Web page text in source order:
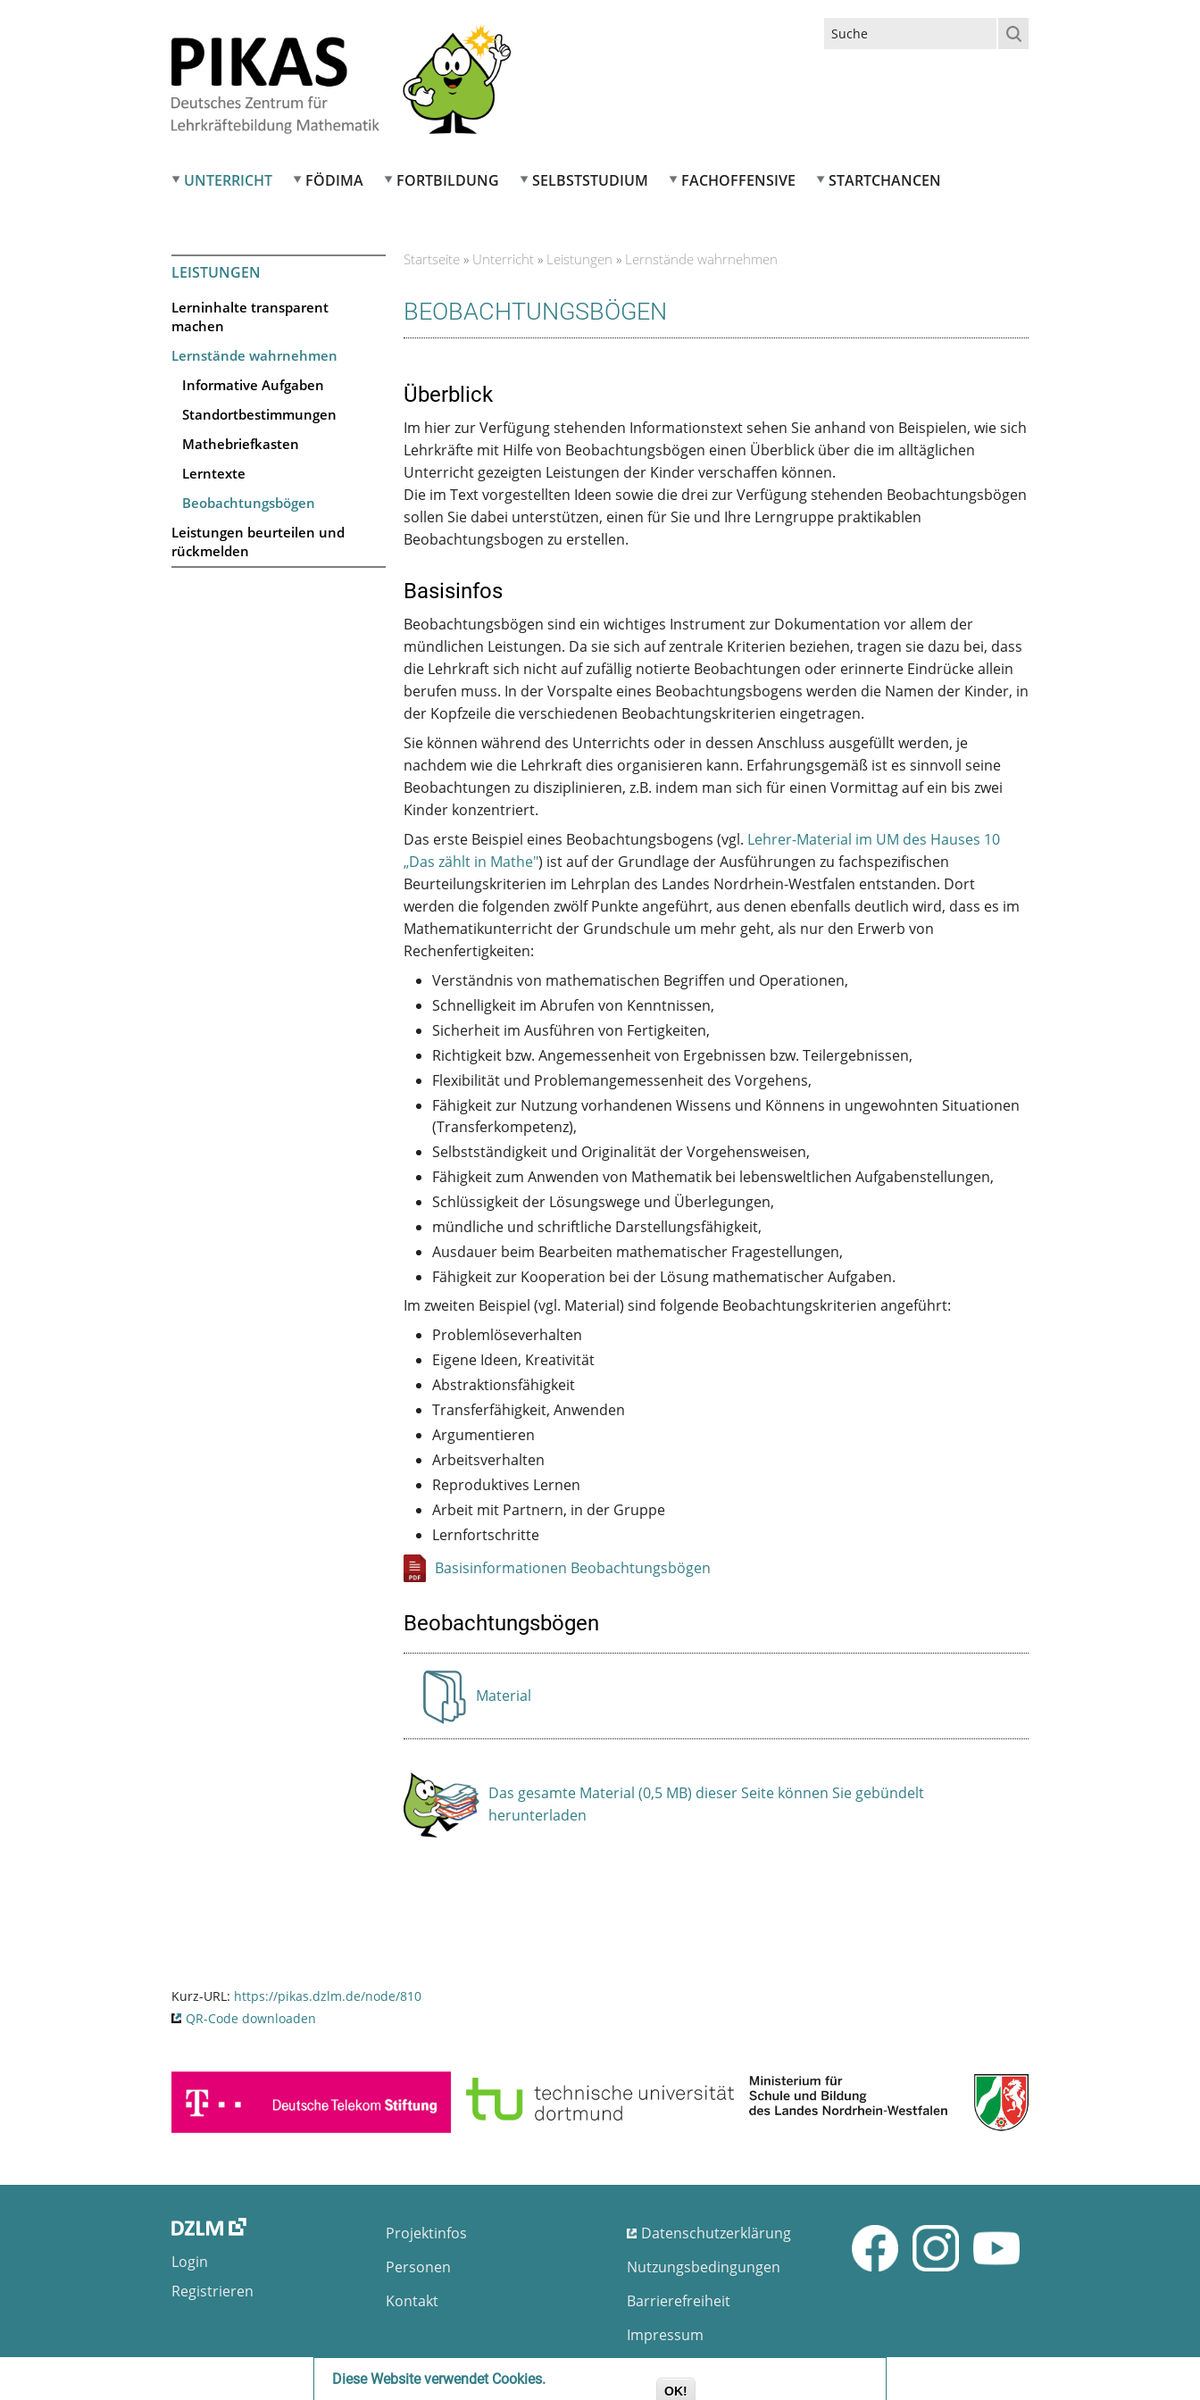
UNTERRICHT FÖDIMA FORTBILDUNG SELBSTSTUDIUM FACHOFFENSIVE STARTCHANCEN
LEISTUNGEN
Lerninhalte transparent
machen
Lernstände wahrnehmen
Informative Aufgaben
Standortbestimmungen
Mathebriefkasten
Lerntexte
Beobachtungsbögen
Leistungen beurteilen und
rückmelden
Startseite » Unterricht » Leistungen » Lernstände wahrnehmen
BEOBACHTUNGSBÖGEN
Überblick
Im hier zur Verfügung stehenden Informationstext sehen Sie anhand von Beispielen, wie sich
Lehrkräfte mit Hilfe von Beobachtungsbögen einen Überblick über die im alltäglichen
Unterricht gezeigten Leistungen der Kinder verschaffen können.
Die im Text vorgestellten Ideen sowie die drei zur Verfügung stehenden Beobachtungsbögen
sollen Sie dabei unterstützen, einen für Sie und Ihre Lerngruppe praktikablen
Beobachtungsbogen zu erstellen.
Basisinfos
Beobachtungsbögen sind ein wichtiges Instrument zur Dokumentation vor allem der
mündlichen Leistungen. Da sie sich auf zentrale Kriterien beziehen, tragen sie dazu bei, dass
die Lehrkraft sich nicht auf zufällig notierte Beobachtungen oder erinnerte Eindrücke allein
berufen muss. In der Vorspalte eines Beobachtungsbogens werden die Namen der Kinder, in
der Kopfzeile die verschiedenen Beobachtungskriterien eingetragen.
Sie können während des Unterrichts oder in dessen Anschluss ausgefüllt werden, je
nachdem wie die Lehrkraft dies organisieren kann. Erfahrungsgemäß ist es sinnvoll seine
Beobachtungen zu disziplinieren, z.B. indem man sich für einen Vormittag auf ein bis zwei
Kinder konzentriert.
Das erste Beispiel eines Beobachtungsbogens (vgl. Lehrer-Material im UM des Hauses 10
„Das zählt in Mathe") ist auf der Grundlage der Ausführungen zu fachspezifischen
Beurteilungskriterien im Lehrplan des Landes Nordrhein-Westfalen entstanden. Dort
werden die folgenden zwölf Punkte angeführt, aus denen ebenfalls deutlich wird, dass es im
Mathematikunterricht der Grundschule um mehr geht, als nur den Erwerb von
Rechenfertigkeiten:
Verständnis von mathematischen Begriffen und Operationen,
Schnelligkeit im Abrufen von Kenntnissen,
Sicherheit im Ausführen von Fertigkeiten,
Richtigkeit bzw. Angemessenheit von Ergebnissen bzw. Teilergebnissen,
Flexibilität und Problemangemessenheit des Vorgehens,
Fähigkeit zur Nutzung vorhandenen Wissens und Könnens in ungewohnten Situationen
(Transferkompetenz),
Selbstständigkeit und Originalität der Vorgehensweisen,
Fähigkeit zum Anwenden von Mathematik bei lebensweltlichen Aufgabenstellungen,
Schlüssigkeit der Lösungswege und Überlegungen,
mündliche und schriftliche Darstellungsfähigkeit,
Ausdauer beim Bearbeiten mathematischer Fragestellungen,
Fähigkeit zur Kooperation bei der Lösung mathematischer Aufgaben.
Im zweiten Beispiel (vgl. Material) sind folgende Beobachtungskriterien angeführt:
Problemlöseverhalten
Eigene Ideen, Kreativität
Abstraktionsfähigkeit
Transferfähigkeit, Anwenden
Argumentieren
Arbeitsverhalten
Reproduktives Lernen
Arbeit mit Partnern, in der Gruppe
Lernfortschritte
Basisinformationen Beobachtungsbögen
Beobachtungsbögen
Anzeigen
Material
Das gesamte Material (0,5 MB) dieser Seite können Sie gebündelt
herunterladen
Kurz-URL: https://pikas.dzlm.de/node/810
QR-Code downloaden
Login
Registrieren
Projektinfos
Personen
Kontakt
Datenschutzerklärung
Nutzungsbedingungen
Barrierefreiheit
Impressum
Diese Website verwendet Cookies.
OK!